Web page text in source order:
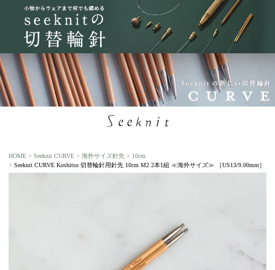
HOME Seeknit CURVE 海外サイズ針先
10cm
Seeknit CURVE Koshitsu 切替輪針用針先 10cm M2 2本1組 ≪海外サイズ≫ ［US13/9.00mm］